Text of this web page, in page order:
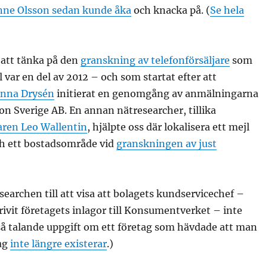
Olsson sedan kunde åkaoch knacka på. (Se hela
tänka på den granskning av telefonförsäljare som
var en del av 2012 – och som startat efter att
Dryséninitierat en genomgång av anmälningarna
Sverige AB. En annan nätresearcher, tillika
Leo Wallentin, hjälpte oss där lokalisera ett mejl
ett bostadsområde vid granskningen av just
till att visa att bolagets kundservicechef –
företagets inlagor till Konsumentverket – inte
talande uppgift om ett företag som hävdade att man
inte längre existerar.)